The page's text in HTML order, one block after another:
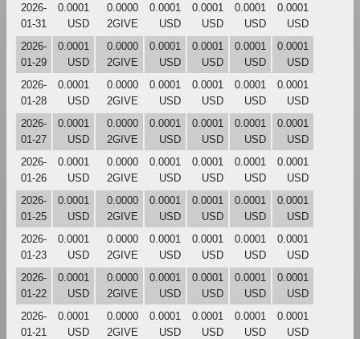
2026-
01-31
0.0001
USD
0.0000
2GIVE
0.0001
USD
0.0001
USD
0.0001
USD
0.0001
USD
2026-
01-29
0.0001
USD
0.0000
2GIVE
0.0001
USD
0.0001
USD
0.0001
USD
0.0001
USD
2026-
01-28
0.0001
USD
0.0000
2GIVE
0.0001
USD
0.0001
USD
0.0001
USD
0.0001
USD
2026-
01-27
0.0001
USD
0.0000
2GIVE
0.0001
USD
0.0001
USD
0.0001
USD
0.0001
USD
2026-
01-26
0.0001
USD
0.0000
2GIVE
0.0001
USD
0.0001
USD
0.0001
USD
0.0001
USD
2026-
01-25
0.0001
USD
0.0000
2GIVE
0.0001
USD
0.0001
USD
0.0001
USD
0.0001
USD
2026-
01-23
0.0001
USD
0.0000
2GIVE
0.0001
USD
0.0001
USD
0.0001
USD
0.0001
USD
2026-
01-22
0.0001
USD
0.0000
2GIVE
0.0001
USD
0.0001
USD
0.0001
USD
0.0001
USD
2026-
01-21
0.0001
USD
0.0000
2GIVE
0.0001
USD
0.0001
USD
0.0001
USD
0.0001
USD